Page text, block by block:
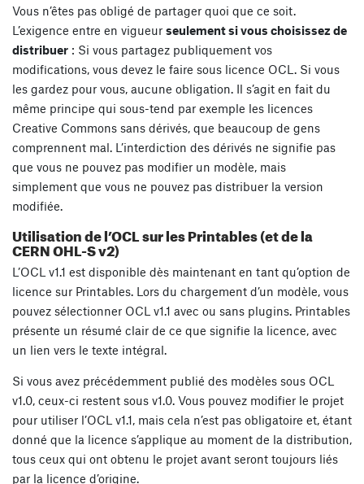
Vous n’êtes pas obligé de partager quoi que ce soit.
L’exigence entre en vigueur seulement si vous choisissez de
distribuer : Si vous partagez publiquement vos
modifications, vous devez le faire sous licence OCL. Si vous
les gardez pour vous, aucune obligation. Il s’agit en fait du
même principe qui sous-tend par exemple les licences
Creative Commons sans dérivés, que beaucoup de gens
comprennent mal. L’interdiction des dérivés ne signifie pas
que vous ne pouvez pas modifier un modèle, mais
simplement que vous ne pouvez pas distribuer la version
modifiée.
Utilisation de l’OCL sur les Printables (et de la
CERN OHL-S v2)
L’OCL v1.1 est disponible dès maintenant en tant qu’option de
licence sur Printables. Lors du chargement d’un modèle, vous
pouvez sélectionner OCL v1.1 avec ou sans plugins. Printables
présente un résumé clair de ce que signifie la licence, avec
un lien vers le texte intégral.
Si vous avez précédemment publié des modèles sous OCL
v1.0, ceux-ci restent sous v1.0. Vous pouvez modifier le projet
pour utiliser l’OCL v1.1, mais cela n’est pas obligatoire et, étant
donné que la licence s’applique au moment de la distribution,
tous ceux qui ont obtenu le projet avant seront toujours liés
par la licence d’origine.